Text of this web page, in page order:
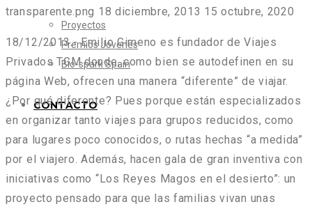
Proyectos
Premios Jóvenes
Bio-spark Spain
CONTACTO
transparente.png 18 diciembre, 2013 15 octubre, 2020
18/12/2013.- Emilio Gimeno es fundador de Viajes
Privados TGM donde, como bien se autodefinen en su
página Web, ofrecen una manera “diferente” de viajar.
¿Por qué diferente? Pues porque están especializados
en organizar tanto viajes para grupos reducidos, como
para lugares poco conocidos, o rutas hechas “a medida”
por el viajero. Además, hacen gala de gran inventiva con
iniciativas como “ Los Reyes Magos en el desierto”: un
proyecto pensado para que las familias vivan unas